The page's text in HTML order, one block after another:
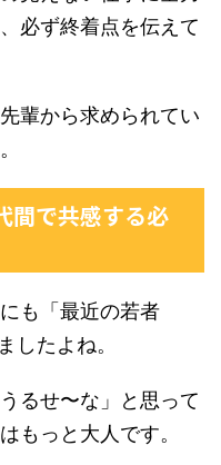
必ず終着点を伝えて
輩から求められてい
間で共感する必
も「最近の若者
したよね。
るせ〜な」と思って
もっと大人です。